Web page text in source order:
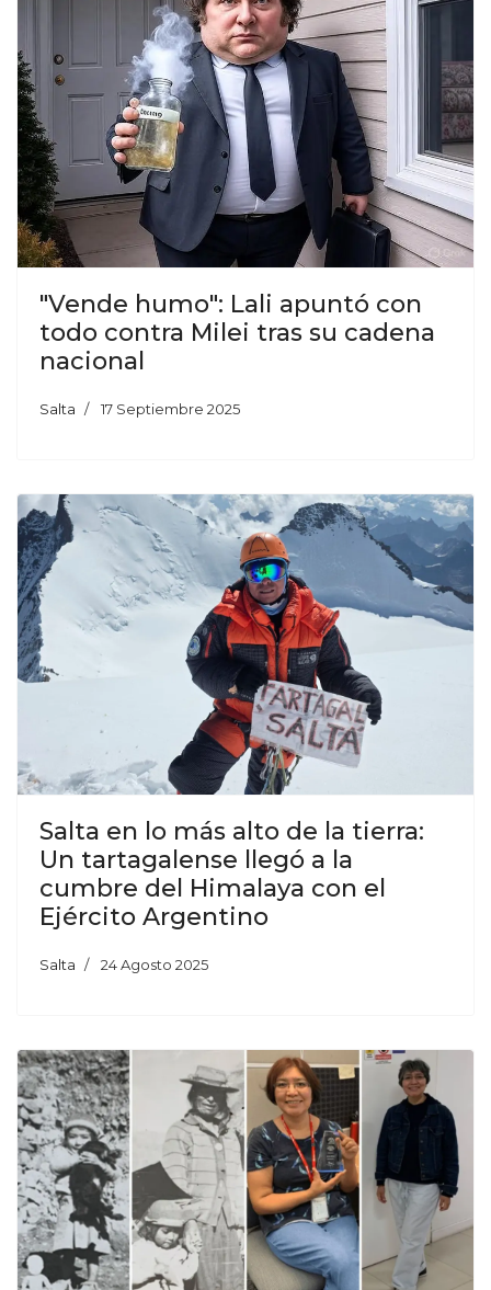
"Vende humo": Lali apuntó con
todo contra Milei tras su cadena
nacional
Salta 17 Septiembre 2025
Salta en lo más alto de la tierra:
Un tartagalense llegó a la
cumbre del Himalaya con el
Ejército Argentino
Salta 24 Agosto 2025